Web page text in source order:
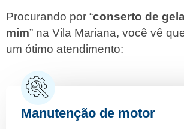
Procurando por “conserto de
mim” na Vila Mariana, você vê
um ótimo atendimento:
Manutenção de motor